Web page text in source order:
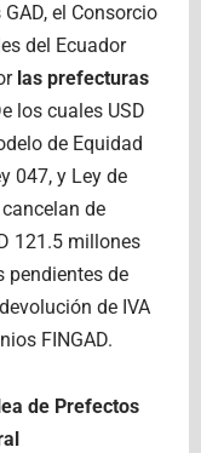
el Consorcio
del Ecuador
las prefecturas
los cuales USD
de Equidad
047, y Ley de
de
121.5 millones
pendientes de
de IVA
FINGAD.
de Prefectos